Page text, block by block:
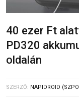
40 ezer Ft
PD320
oldalán
SZERZŐ: NAPIDROID